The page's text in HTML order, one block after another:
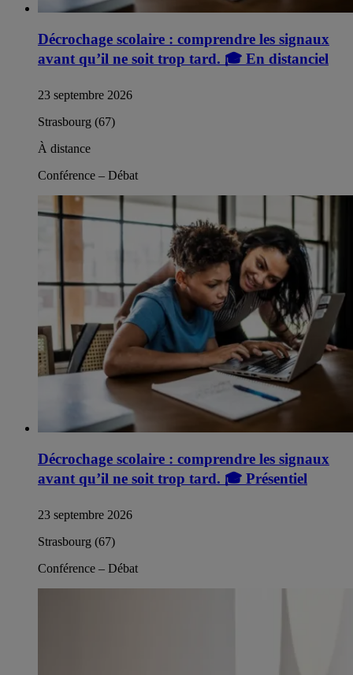
Décrochage scolaire : comprendre les signaux
avant qu’il ne soit trop tard. 🎓 En distanciel
23 septembre 2026
Strasbourg (67)
À distance
Conférence – Débat
Décrochage scolaire : comprendre les signaux
avant qu’il ne soit trop tard. 🎓 Présentiel
23 septembre 2026
Strasbourg (67)
Conférence – Débat